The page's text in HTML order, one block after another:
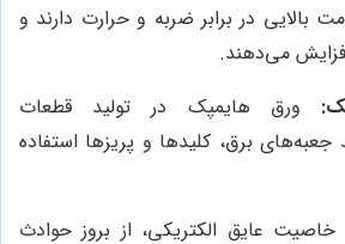
بالایی در برابر ضربه و حرارت دارند و
می‌دهند.
ورق هایمپک در تولید قطعات
جعبه‌های برق، کلیدها و پریزها استفاده
عایق الکتریکی، از بروز حوادث